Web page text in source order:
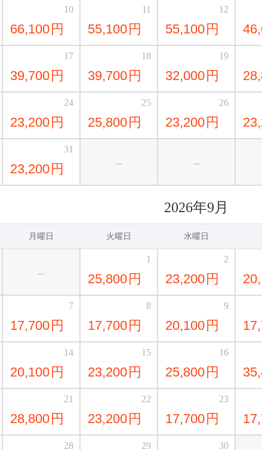
66,100 円
10
55,100 円
11
55,100 円
12
39,700 円
17
39,700 円
18
32,000 円
19
23,200 円
24
25,800 円
25
23,200 円
26
23,200 円
31
--
--
2026年9月
月曜日 火曜日 水曜日
-- 25,800 円
1
23,200 円
2
17,700 円
7
17,700 円
8
20,100 円
9
20,100 円
14
23,200 円
15
25,800 円
16
28,800 円
21
23,200 円
22
17,700 円
23
28 29 30